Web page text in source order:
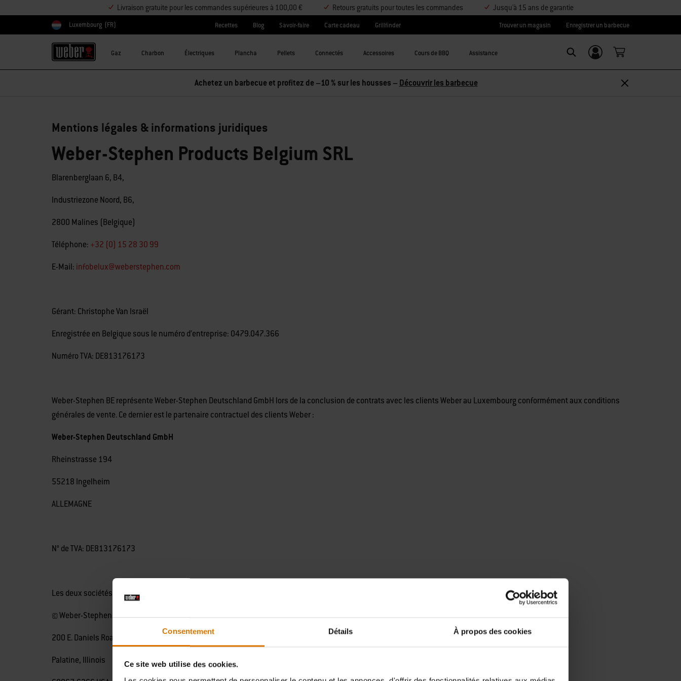
Consentement Détails À propos des cookies
Ce site web utilise des cookies.
Livraison gratuite pour les commandes supérieures à 100,00 € Retours gratuits pour toutes les commandes Jusqu'à 15 ans de garantie
Choisir un pays
Luxembourg (FR) Recettes Blog Savoir-faire Carte cadeau Grillfinder Trouver un magasin Enregistrer un barbecue
Gaz Charbon Électriques Plancha Pellets Connectés Accessoires Cours de BBQ Assistance
Se connecter/
S’inscrire
Achetez un barbecue et profitez de –10 % sur les housses – Découvrir les barbecue
Mentions légales & informations juridiques
Weber-Stephen Products Belgium SRL
Blarenberglaan 6, B4,
Industriezone Noord, B6,
2800 Malines (Belgique)
Téléphone: +32 (0) 15 28 30 99
E-Mail: infobelux@weberstephen.com
Gérant: Christophe Van Israël
Enregistrée en Belgique sous le numéro d’entreprise: 0479.047.366
Numéro TVA: DE813176173
Weber-Stephen BE représente Weber-Stephen Deutschland GmbH lors de la conclusion de contrats avec les clients Weber au Luxembourg conformément aux conditions
générales de vente. Ce dernier est le partenaire contractuel des clients Weber :
Weber-Stephen Deutschland GmbH
Rheinstrasse 194
55218 Ingelheim
ALLEMAGNE
N° de TVA: DE813176173
Les deux sociétés font partie de
© Weber-Stephen Products LLC
200 E. Daniels Road
Palatine, Illinois